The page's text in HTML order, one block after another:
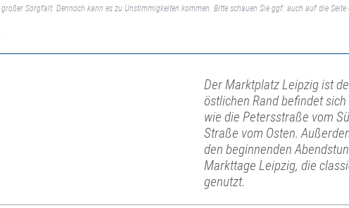
Sorgfalt. Dennoch kann es zu Unstimmigkeiten kommen. Bitte schauen Sie ggf. auch auf die
Der Marktplatz Leipzig ist
östlichen Rand befindet
wie die Petersstraße vom
Straße vom Osten.
den beginnenden
Markttage Leipzig, die
genutzt.